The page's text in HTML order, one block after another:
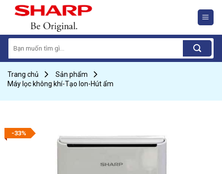
for:
Trang chủ
Sản phẩm
Máy lọc không khí-Tạo Ion-Hút ẩm
-33%